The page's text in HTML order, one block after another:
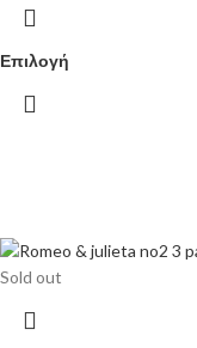
Επιλογή
Sold out